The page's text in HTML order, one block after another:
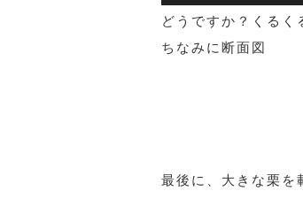
どうですか？くるく
ちなみに断面図
最後に、大きな栗を